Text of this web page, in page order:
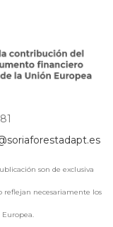
son de exclusiva
reflejan necesariamente los
Europea.